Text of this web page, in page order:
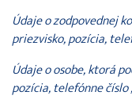
Údaje o zodpovednej
priezvisko, pozícia,
Údaje o osobe, ktorá
pozícia, telefónne